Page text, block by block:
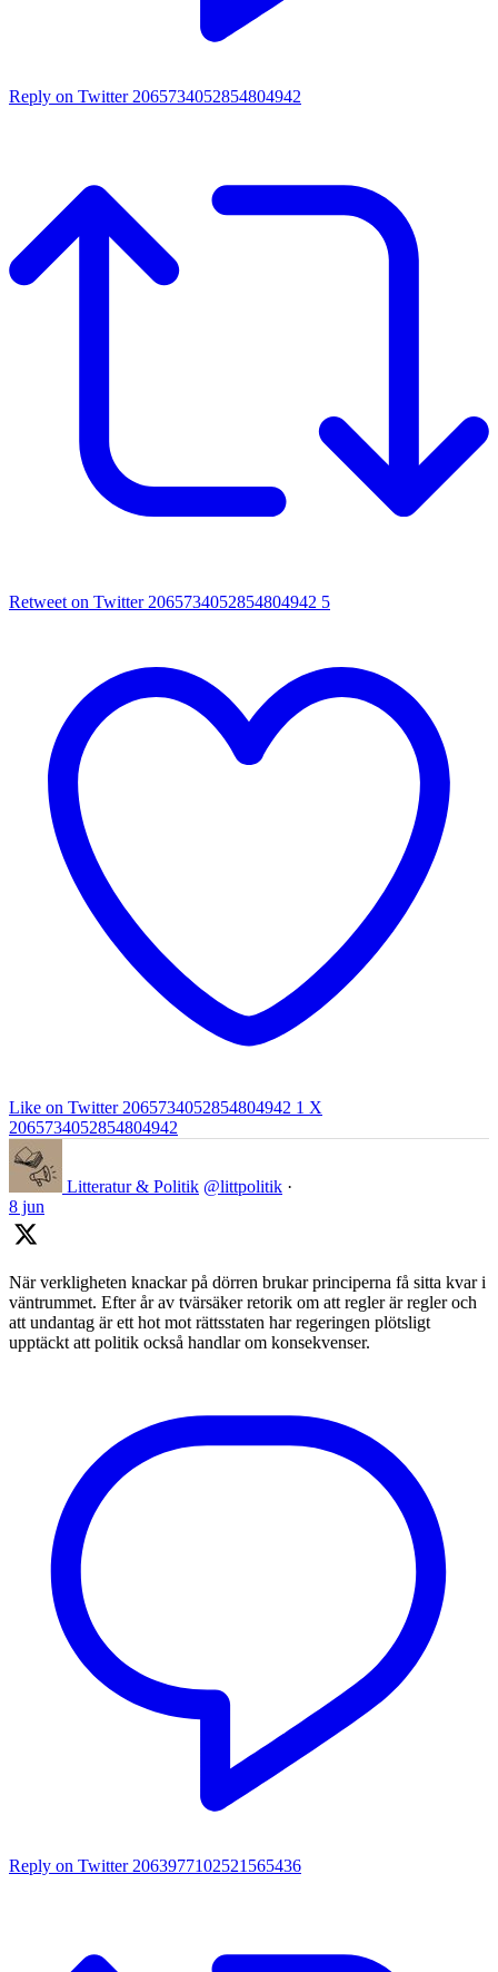
Reply on Twitter 2065734052854804942
Retweet on Twitter 2065734052854804942 5
Like on Twitter 2065734052854804942 1 X
2065734052854804942
Litteratur & Politik @littpolitik ·
8 jun
När verkligheten knackar på dörren brukar principerna få sitta kvar i
väntrummet. Efter år av tvärsäker retorik om att regler är regler och
att undantag är ett hot mot rättsstaten har regeringen plötsligt
upptäckt att politik också handlar om konsekvenser.
Reply on Twitter 2063977102521565436